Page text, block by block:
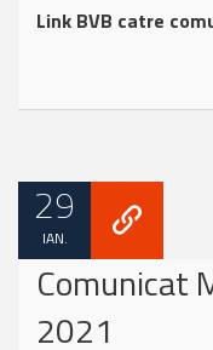
Link BVB catre
29
IAN.
Comunicat
2021